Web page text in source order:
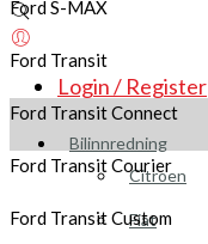
Login / Register
Bilinnredning
Citroen
Fiat
Ford S-MAX
Ford Transit
Ford Transit Connect
Ford Transit Courier
Ford Transit Custom